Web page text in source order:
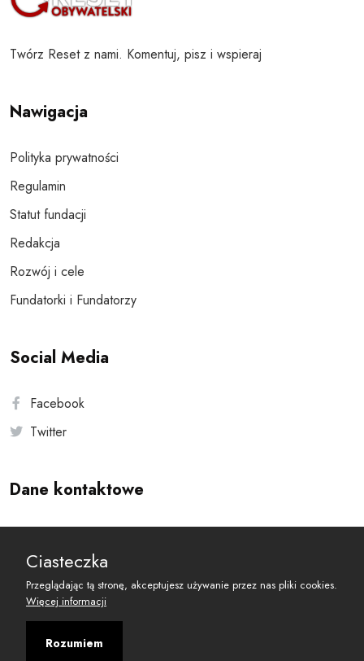
Twórz Reset z nami. Komentuj, pisz i wspieraj
Nawigacja
Polityka prywatności
Regulamin
Statut fundacji
Redakcja
Rozwój i cele
Fundatorki i Fundatorzy
Social Media
Facebook
Twitter
Dane kontaktowe
reset@resetobywatelski.pl
Ciasteczka
Przeglądając tą stronę, akceptujesz używanie przez nas pliki cookies.
Więcej informacji
Rozumiem